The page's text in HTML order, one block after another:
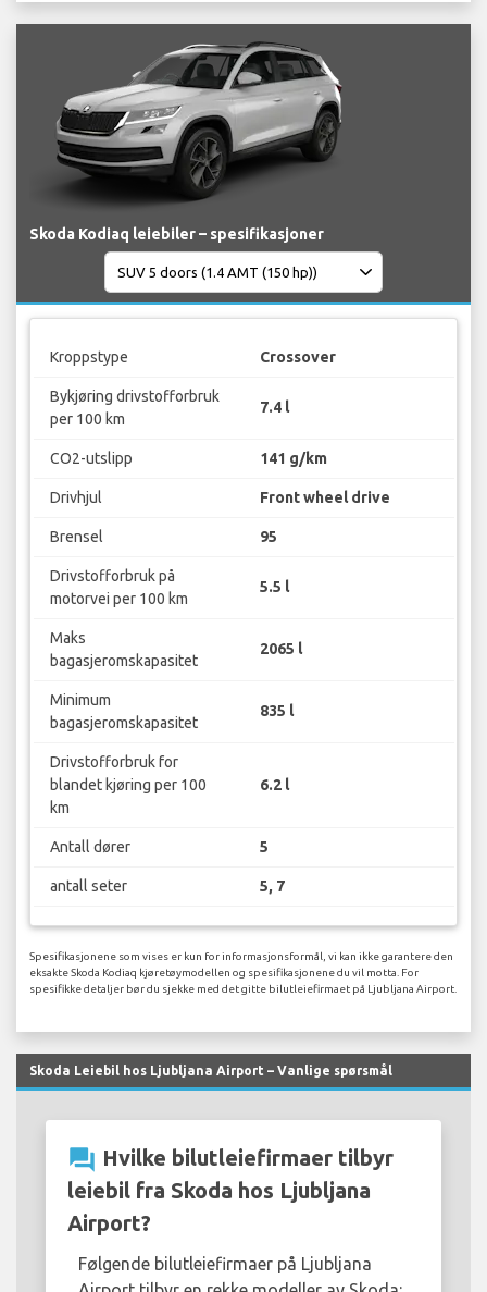
Skoda Kodiaq leiebiler – spesifikasjoner
Kroppstype Crossover
Bykjøring drivstofforbruk
per 100 km
7.4 l
CO2-utslipp 141 g/km
Drivhjul Front wheel drive
Brensel 95
Drivstofforbruk på
motorvei per 100 km
5.5 l
Maks
bagasjeromskapasitet
2065 l
Minimum
bagasjeromskapasitet
835 l
Drivstofforbruk for
blandet kjøring per 100
km
6.2 l
Antall dører 5
antall seter 5, 7
Spesifikasjonene som vises er kun for informasjonsformål, vi kan ikke garantere den
eksakte Skoda Kodiaq kjøretøymodellen og spesifikasjonene du vil motta. For
spesifikke detaljer bør du sjekke med det gitte bilutleiefirmaet på Ljubljana Airport.
Skoda Leiebil hos Ljubljana Airport – Vanlige spørsmål
question_answer Hvilke bilutleiefirmaer tilbyr
leiebil fra Skoda hos Ljubljana
Airport?
Følgende bilutleiefirmaer på Ljubljana